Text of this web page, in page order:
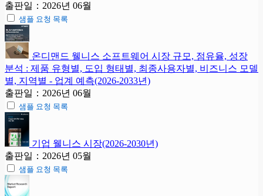
출판일：2026년 06월
샘플 요청 목록
온디맨드 웰니스 소프트웨어 시장 규모, 점유율, 성장
분석 : 제품 유형별, 도입 형태별, 최종사용자별, 비즈니스 모델
별, 지역별 - 업계 예측(2026-2033년)
출판일：2026년 06월
샘플 요청 목록
기업 웰니스 시장(2026-2030년)
출판일：2026년 05월
샘플 요청 목록